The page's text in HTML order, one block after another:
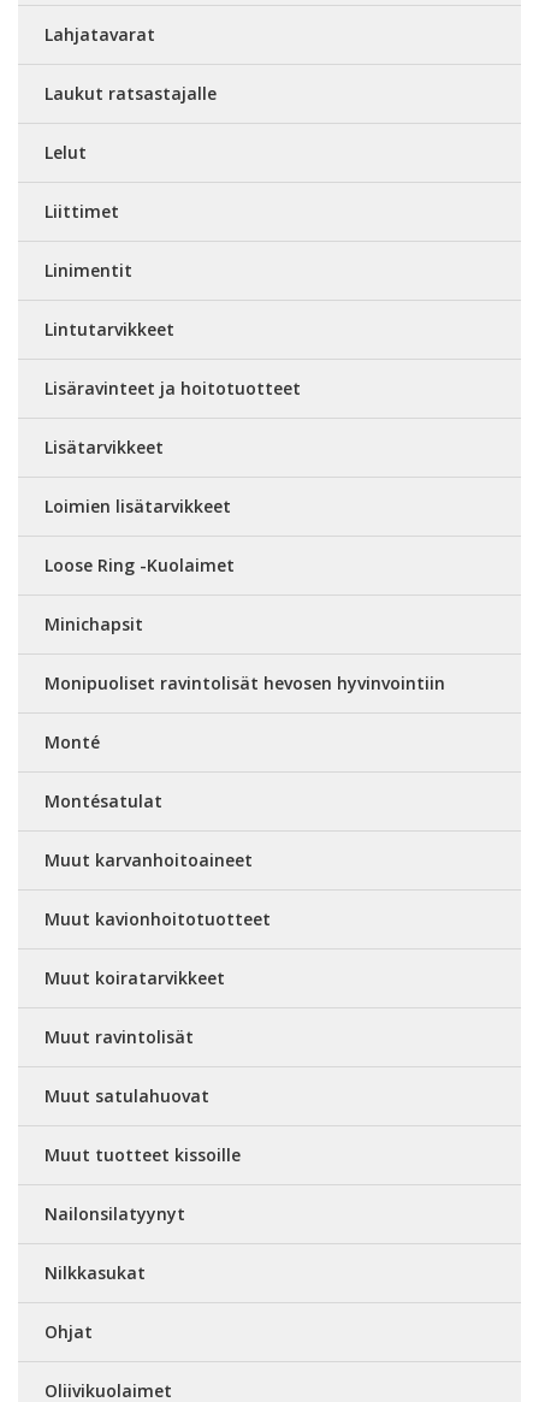
Lahjatavarat
Laukut ratsastajalle
Lelut
Liittimet
Linimentit
Lintutarvikkeet
Lisäravinteet ja hoitotuotteet
Lisätarvikkeet
Loimien lisätarvikkeet
Loose Ring -Kuolaimet
Minichapsit
Monipuoliset ravintolisät hevosen hyvinvointiin
Monté
Montésatulat
Muut karvanhoitoaineet
Muut kavionhoitotuotteet
Muut koiratarvikkeet
Muut ravintolisät
Muut satulahuovat
Muut tuotteet kissoille
Nailonsilatyynyt
Nilkkasukat
Ohjat
Oliivikuolaimet